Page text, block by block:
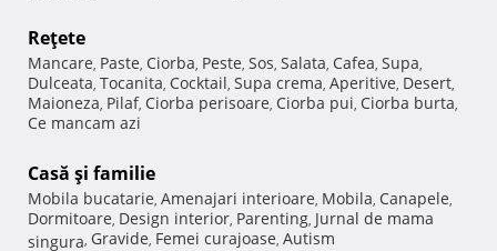
Reţete
Mancare, Paste, Ciorba, Peste, Sos, Salata, Cafea, Supa,
Dulceata, Tocanita, Cocktail, Supa crema, Aperitive, Desert,
Maioneza, Pilaf, Ciorba perisoare, Ciorba pui, Ciorba burta,
Ce mancam azi
Casă şi familie
Mobila bucatarie, Amenajari interioare, Mobila, Canapele,
Dormitoare, Design interior, Parenting, Jurnal de mama
singura, Gravide, Femei curajoase, Autism